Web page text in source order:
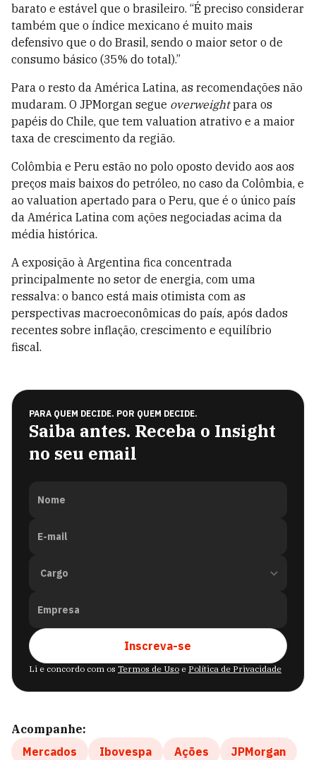
barato e estável que o brasileiro. “É preciso considerar
também que o índice mexicano é muito mais
defensivo que o do Brasil, sendo o maior setor o de
consumo básico (35% do total).”
Para o resto da América Latina, as recomendações não
mudaram. O JPMorgan segue overweightpara os
papéis do Chile, que tem valuation atrativo e a maior
taxa de crescimento da região.
Colômbia e Peru estão no polo oposto devido aos aos
preços mais baixos do petróleo, no caso da Colômbia, e
ao valuation apertado para o Peru, que é o único país
da América Latina com ações negociadas acima da
média histórica.
A exposição à Argentina fica concentrada
principalmente no setor de energia, com uma
ressalva: o banco está mais otimista com as
perspectivas macroeconômicas do país, após dados
recentes sobre inflação, crescimento e equilíbrio
fiscal.
PARA QUEM DECIDE. POR QUEM DECIDE.
Saiba antes. Receba o Insight
no seu email
Nome
E-mail
Empresa
Inscreva-se
Li e concordo com os Termos de Uso e Política de Privacidade
Acompanhe:
Mercados
Ibovespa Ações
JPMorgan